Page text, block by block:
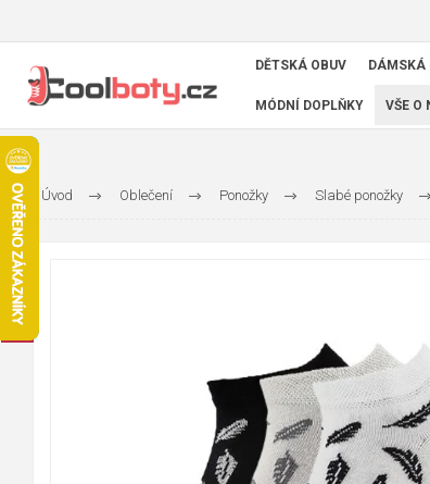
DĚTSKÁ OBUV DÁMSKÁ
MÓDNÍ DOPLŇKY VŠE O
Úvod Oblečení Ponožky Slabé ponožky